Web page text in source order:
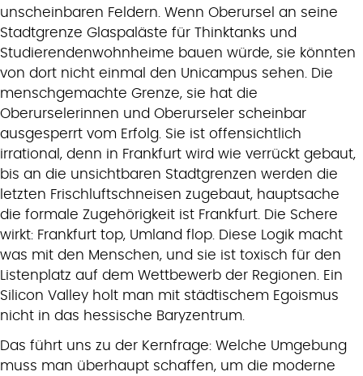
unscheinbaren Feldern. Wenn Oberursel an seine
Stadtgrenze Glaspaläste für Thinktanks und
Studierendenwohnheime bauen würde, sie könnten
von dort nicht einmal den Unicampus sehen. Die
menschgemachte Grenze, sie hat die
Oberurselerinnen und Oberurseler scheinbar
ausgesperrt vom Erfolg. Sie ist offensichtlich
irrational, denn in Frankfurt wird wie verrückt gebaut,
bis an die unsichtbaren Stadtgrenzen werden die
letzten Frischluftschneisen zugebaut, hauptsache
die formale Zugehörigkeit ist Frankfurt. Die Schere
wirkt: Frankfurt top, Umland flop. Diese Logik macht
was mit den Menschen, und sie ist toxisch für den
Listenplatz auf dem Wettbewerb der Regionen. Ein
Silicon Valley holt man mit städtischem Egoismus
nicht in das hessische Baryzentrum.
Das führt uns zu der Kernfrage: Welche Umgebung
muss man überhaupt schaffen, um die moderne